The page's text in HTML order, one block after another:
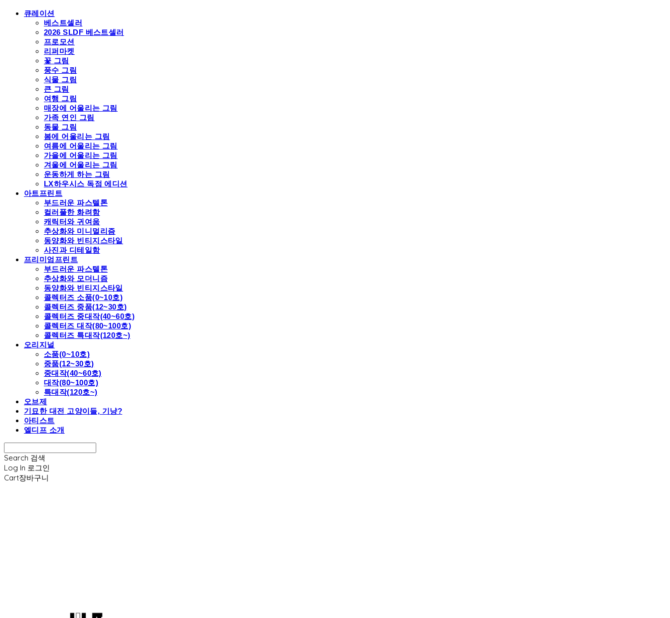
큐레이션
베스트셀러
2026 SLDF 베스트셀러
프로모션
리퍼마켓
꽃 그림
풍수 그림
식물 그림
큰 그림
여행 그림
매장에 어울리는 그림
가족 연인 그림
동물 그림
봄에 어울리는 그림
여름에 어울리는 그림
가을에 어울리는 그림
겨울에 어울리는 그림
운동하게 하는 그림
LX하우시스 독점 에디션
아트프린트
부드러운 파스텔톤
컬러풀한 화려함
캐릭터와 귀여움
추상화와 미니멀리즘
동양화와 빈티지스타일
사진과 디테일함
프리미엄프린트
부드러운 파스텔톤
추상화와 모더니즘
동양화와 빈티지스타일
콜렉터즈 소품(0~10호)
콜렉터즈 중품(12~30호)
콜렉터즈 중대작(40~60호)
콜렉터즈 대작(80~100호)
콜렉터즈 특대작(120호~)
오리지널
소품(0~10호)
중품(12~30호)
중대작(40~60호)
대작(80~100호)
특대작(120호~)
오브제
기묘한 대전 고양이들, 기냥?
아티스트
엘디프 소개
Search 검색
Log In 로그인
Cart장바구니